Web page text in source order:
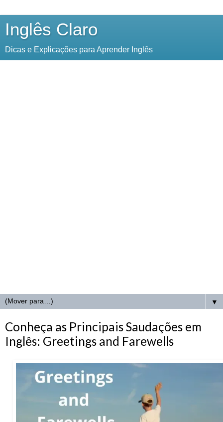
Inglês Claro
Dicas e Explicações para Aprender Inglês
▼
Conheça as Principais Saudações em
Inglês: Greetings and Farewells